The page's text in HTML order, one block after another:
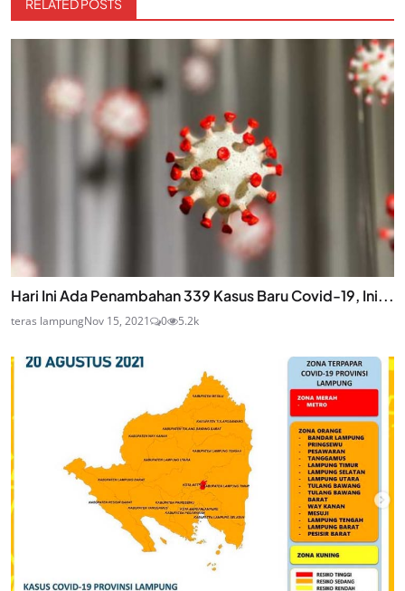
RELATED POSTS
Hari Ini Ada Penambahan 339 Kasus Baru Covid-19, Ini...
teras lampungNov 15, 2021 0 5.2k